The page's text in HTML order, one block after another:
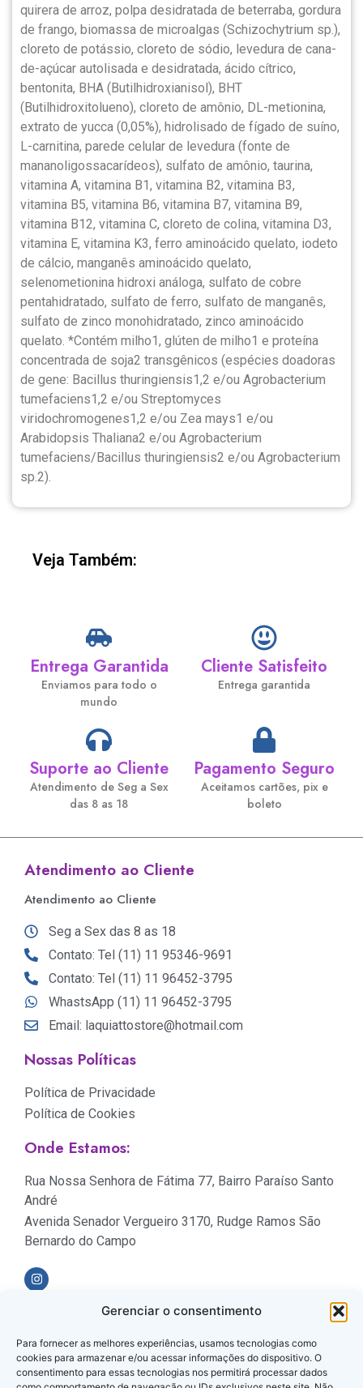
Gerenciar o consentimento
Para fornecer as melhores experiências, usamos tecnologias como
cookies para armazenar e/ou acessar informações do dispositivo. O
consentimento para essas tecnologias nos permitirá processar dados
quirera de arroz, polpa desidratada de beterraba, gordura
de frango, biomassa de microalgas (Schizochytrium sp.),
cloreto de potássio, cloreto de sódio, levedura de cana-
de-açúcar autolisada e desidratada, ácido cítrico,
bentonita, BHA (Butilhidroxianisol), BHT
(Butilhidroxitolueno), cloreto de amônio, DL-metionina,
extrato de yucca (0,05%), hidrolisado de fígado de suíno,
L-carnitina, parede celular de levedura (fonte de
mananoligossacarídeos), sulfato de amônio, taurina,
vitamina A, vitamina B1, vitamina B2, vitamina B3,
vitamina B5, vitamina B6, vitamina B7, vitamina B9,
vitamina B12, vitamina C, cloreto de colina, vitamina D3,
vitamina E, vitamina K3, ferro aminoácido quelato, iodeto
de cálcio, manganês aminoácido quelato,
selenometionina hidroxi análoga, sulfato de cobre
pentahidratado, sulfato de ferro, sulfato de manganês,
sulfato de zinco monohidratado, zinco aminoácido
quelato. *Contém milho1, glúten de milho1 e proteína
concentrada de soja2 transgênicos (espécies doadoras
de gene: Bacillus thuringiensis1,2 e/ou Agrobacterium
tumefaciens1,2 e/ou Streptomyces
viridochromogenes1,2 e/ou Zea mays1 e/ou
Arabidopsis Thaliana2 e/ou Agrobacterium
tumefaciens/Bacillus thuringiensis2 e/ou Agrobacterium
sp.2).
Veja Também:
Entrega Garantida
Enviamos para todo o
mundo
Cliente Satisfeito
Entrega garantida
Suporte ao Cliente
Atendimento de Seg a Sex
das 8 as 18
Pagamento Seguro
Aceitamos cartões, pix e
boleto
Atendimento ao Cliente
Atendimento ao Cliente
Seg a Sex das 8 as 18
Contato: Tel (11) 11 95346-9691
Contato: Tel (11) 11 96452-3795
WhastsApp (11) 11 96452-3795
Email: laquiattostore@hotmail.com
Nossas Políticas
Política de Privacidade
Política de Cookies
Onde Estamos:
Rua Nossa Senhora de Fátima 77, Bairro Paraíso Santo
André
Avenida Senador Vergueiro 3170, Rudge Ramos São
Bernardo do Campo
Formas de Pagamento